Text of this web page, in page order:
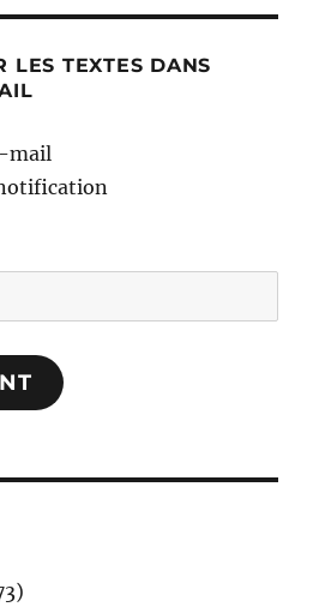
LES TEXTES DANS
mail